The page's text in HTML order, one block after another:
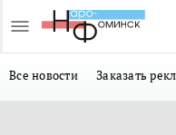
Все новости Заказать